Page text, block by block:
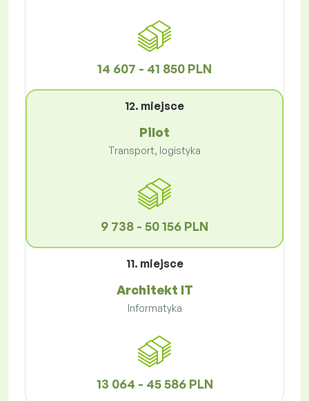
14 607 - 41 850 PLN
12. miejsce
Pilot
Transport, logistyka
9 738 - 50 156 PLN
11. miejsce
Architekt IT
Informatyka
13 064 - 45 586 PLN